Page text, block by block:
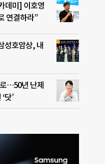
데미] 이호영
연결하라”
성호암상, 내
…50년 난제
닷’